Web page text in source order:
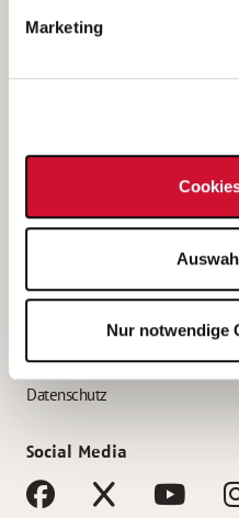
Marketing
Nur notwendige
Bewerbung als
Bewerbung als Erzieher*in
AWO Gliederungen nach
Impressum
Datenschutz
Social Media